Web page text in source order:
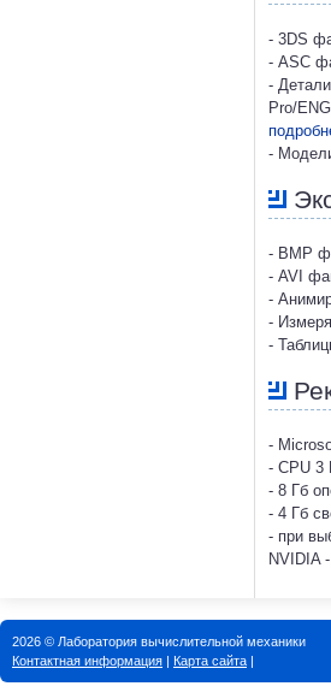
- 3DS
- ASC
-
Pro/
-
- BMP
- AVI
-
-
-
-
- CPU 3
- 8 Гб
- 4 Гб
- при
NVIDIA
2026 © Лаборатория вычислительной механики
Контактная информация
Карта сайта